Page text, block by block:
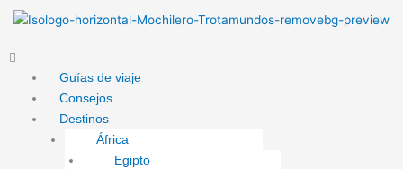
Menú
Guías de viaje
Consejos
Destinos
África
Egipto
B